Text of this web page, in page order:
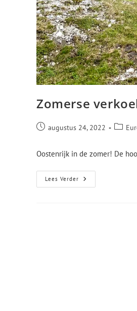
Zomerse
augustus 24, 2022
Oostenrijk in de zomer! De
Lees Verder